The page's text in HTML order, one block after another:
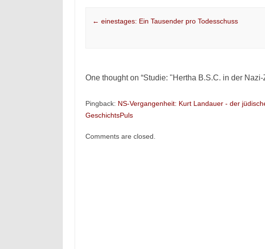
Post navigation
← einestages: Ein Tausender pro Todesschuss
One thought on “Studie: "Hertha B.S.C. in der Nazi-
Pingback: NS-Vergangenheit: Kurt Landauer - der
GeschichtsPuls
Comments are closed.